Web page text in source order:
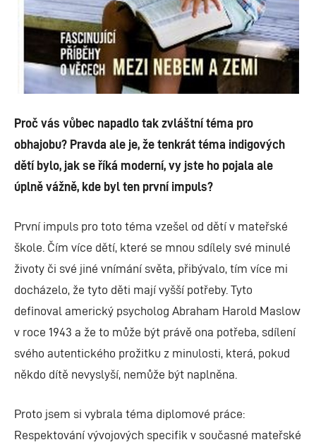
Proč vás vůbec napadlo tak zvláštní téma pro
obhajobu? Pravda ale je, že tenkrát téma indigových
dětí bylo, jak se říká moderní, vy jste ho pojala ale
úplně vážně, kde byl ten první impuls?
První impuls pro toto téma vzešel od dětí v mateřské
škole. Čím více dětí, které se mnou sdílely své minulé
životy či své jiné vnímání světa, přibývalo, tím více mi
docházelo, že tyto děti mají vyšší potřeby. Tyto
definoval americký psycholog Abraham Harold Maslow
v roce 1943 a že to může být právě ona potřeba, sdílení
svého autentického prožitku z minulosti, která, pokud
někdo dítě nevyslyší, nemůže být naplněna.
Proto jsem si vybrala téma diplomové práce:
Respektování vývojových specifik v současné mateřské